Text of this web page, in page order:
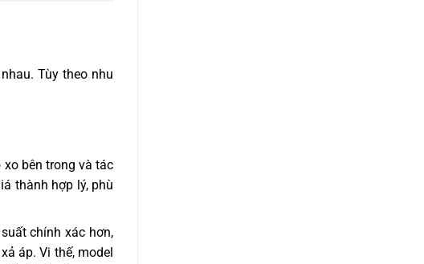
Tùy theo nhu
bên trong và tác
thành hợp lý, phù
chính xác hơn,
áp. Vi thế, model